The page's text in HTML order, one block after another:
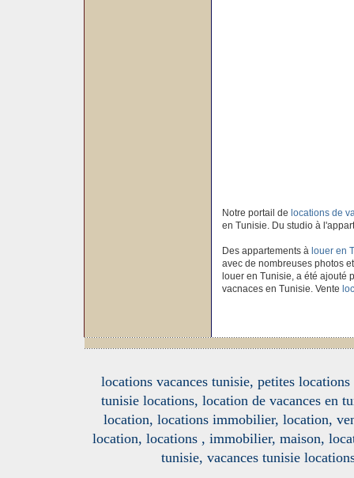
Notre portail de locations de
en Tunisie. Du studio à
Des appartements à louer en
avec de nombreuses photos
louer en Tunisie, a été ajouté
vacnaces en Tunisie. Vente
locations vacances tunisie, petites
tunisie locations, location de vacances en
location, locations immobilier, location,
location, locations , immobilier, maison,
tunisie, vacances tunisie